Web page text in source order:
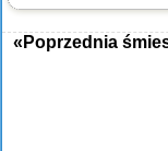
«Poprzednia